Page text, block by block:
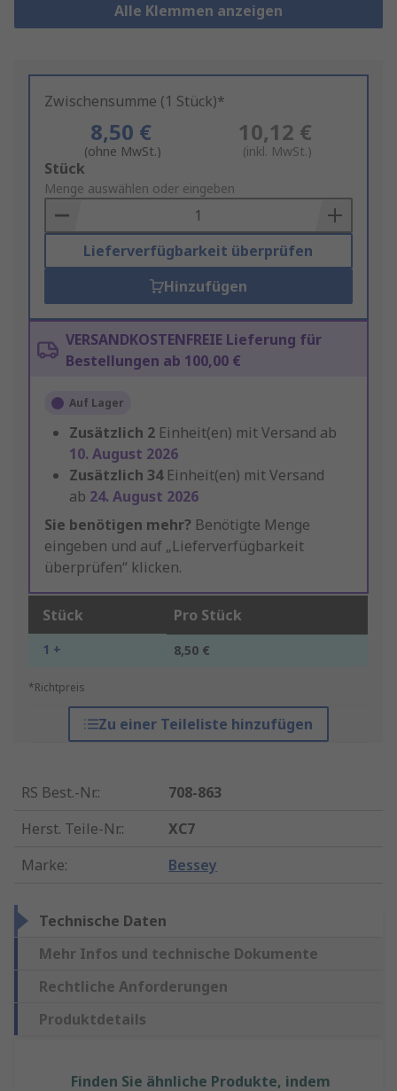
Alle Klemmen anzeigen
Zwischensumme (1 Stück)*
8,50 €
(ohne MwSt.)
10,12 €
(inkl. MwSt.)
Add
to
Basket
Stück
Menge auswählen oder eingeben
Lieferverfügbarkeit überprüfen
Hinzufügen
VERSANDKOSTENFREIE Lieferung für
Bestellungen ab 100,00 €
Auf Lager
Zusätzlich 2 Einheit(en) mit Versand ab
10. August 2026
Zusätzlich 34 Einheit(en) mit Versand
ab 24. August 2026
Sie benötigen mehr? Benötigte Menge
eingeben und auf „Lieferverfügbarkeit
überprüfen“ klicken.
Stück Pro Stück
1 + 8,50 €
*Richtpreis
Zu einer Teileliste hinzufügen
RS Best.-Nr.:
708-863
Herst. Teile-Nr.:
XC7
Marke: Bessey
Technische Daten
Mehr Infos und technische Dokumente
Rechtliche Anforderungen
Produktdetails
Finden Sie ähnliche Produkte, indem